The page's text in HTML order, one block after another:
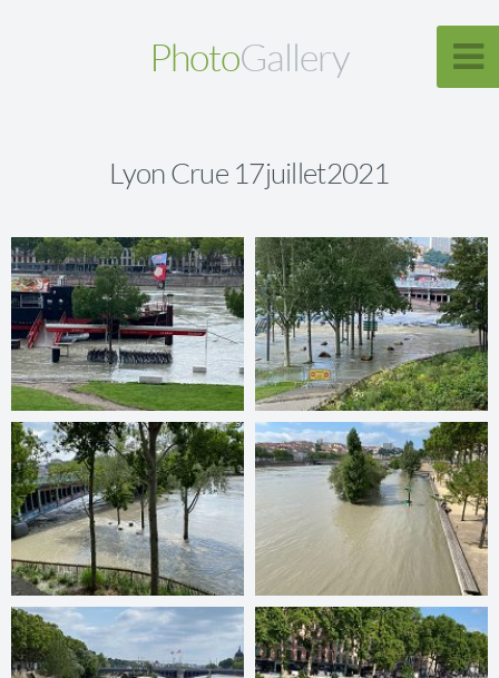
PhotoGallery
Lyon Crue 17juillet2021